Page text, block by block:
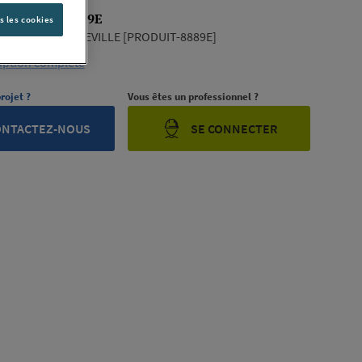
PRODUIT-8889E
MAXEVILLE [PRODUIT-8889E]
complète
?
NOUS
Vous êtes un professionnel ?
SE CONNECTER
les cookies